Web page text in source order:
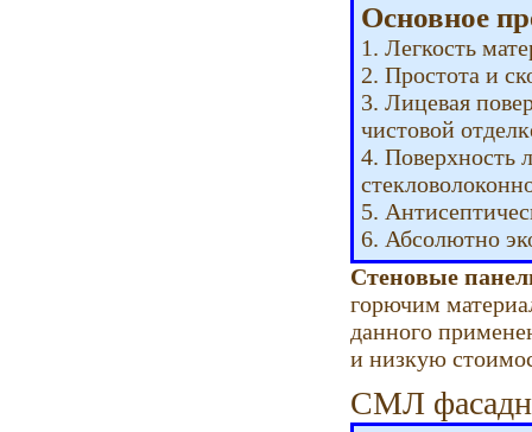
Основное
1. Легкость
2. Простота и
3. Лицевая
чистовой
4. Поверхность
5.
6. Абсолютно
Стеновые
горючим
данного
и низкую
СМЛ